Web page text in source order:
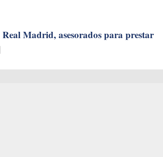
Madrid, asesorados para prestar